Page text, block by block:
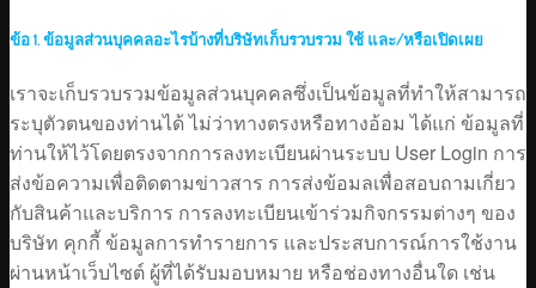
ข้อ 1. ข้อมูลส่วนบุคคลอะไรบ้างที่บริษัทเก็บรวบรวม ใช้ และ/หรือเปิดเผย
เราจะเก็บรวบรวมข้อมูลส่วนบุคคลซึ่งเป็นข้อมูลที่ทำให้สามารถ
ระบุตัวตนของท่านได้ ไม่ว่าทางตรงหรือทางอ้อม ได้แก่ ข้อมูลที่
ท่านให้ไว้โดยตรงจากการลงทะเบียนผ่านระบบ User Login การ
ส่งข้อความเพื่อติดตามข่าวสาร การส่งข้อมลเพื่อสอบถามเกี่ยว
กับสินค้าและบริการ การลงทะเบียนเข้าร่วมกิจกรรมต่างๆ ของ
บริษัท คุกกี้ ข้อมูลการทำรายการ และประสบการณ์การใช้งาน
ผ่านหน้าเว็บไซต์ ผู้ที่ได้รับมอบหมาย หรือช่องทางอื่นใด เช่น